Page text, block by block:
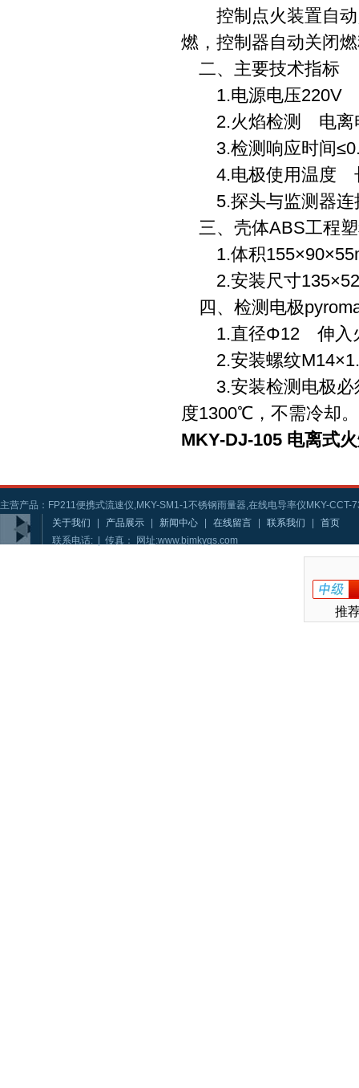
控制点火装置自动
燃，控制器自动关闭
二、主要技术指标
1.电源电压220V
2.火焰检测 电离
3.检测响应时间
4.电极使用温度
5.探头与监测器连
三、壳体ABS工程
1.体积
2.安装尺寸
四、检测电极
1.直径Φ12 伸入
2.安装螺纹
3.安装检测电极必
度1300℃，不需冷却。
MKY-DJ-105 电离式
主营产品：FP211便携式流速仪,MKY-SM1-1不锈钢雨量器,在线电导率仪MKY-CCT-
关于我们
产品展示 新闻中心 在线留言 联系我们
首页
联系电话: | 传真： 网址:www.bjmkygs.com
推